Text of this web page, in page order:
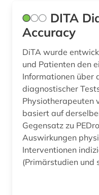
DITA
Accuracy
DiTA wurde
und Patienten den
Informationen über
diagnostischer
Physiotherapeuten
basiert auf
Gegensatz zu
Auswirkungen
Interventionen
(Primärstudien und